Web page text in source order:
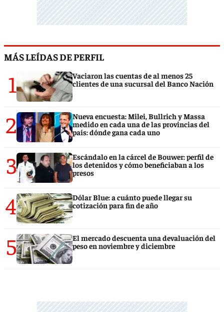
MÁS LEÍDAS DE PERFIL
1
Vaciaron las cuentas de al menos 25
clientes de una sucursal del Banco Nación
2
Nueva encuesta: Milei, Bullrich y Massa
medido en cada una de las provincias del
país: dónde gana cada uno
3
Escándalo en la cárcel de Bouwer: perfil de
los detenidos y cómo beneficiaban a los
presos
4
Dólar Blue: a cuánto puede llegar su
cotización para fin de año
5
El mercado descuenta una devaluación del
peso en noviembre y diciembre